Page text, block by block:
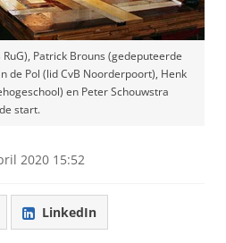
Patrick Brouns (gedeputeerde
de Pol (lid CvB Noorderpoort), Henk
en Peter Schouwstra
start.
2020 15:52
LinkedIn